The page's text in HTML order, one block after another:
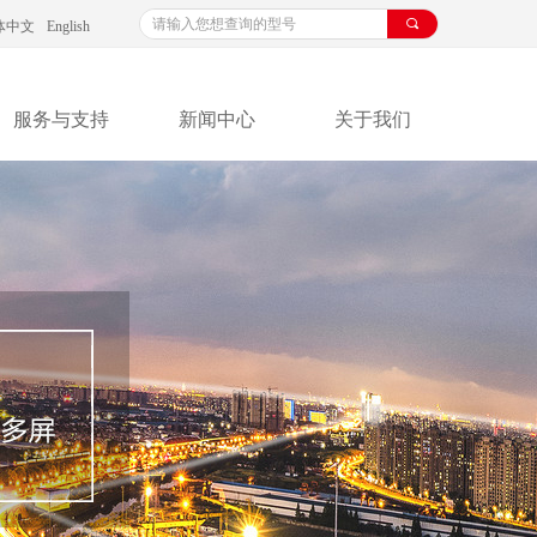
中文 English 끠
服务与支持 新闻中心 关于我们